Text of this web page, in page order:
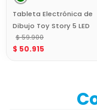
Tableta Electrónica de
Dibujo Toy Story 5 LED
Borrable para Niños
$ 59.900
$ 50.915